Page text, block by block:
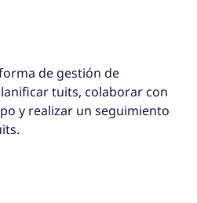
de gestión de
tuits, colaborar con
y realizar un seguimiento